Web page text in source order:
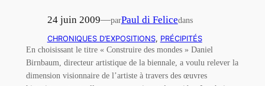
24 juin 2009—parPaul di Felicedans
CHRONIQUES D’EXPOSITIONS, PRÉCIPITÉS
En choisissant le titre « Construire des mondes » Daniel
Birnbaum, directeur artistique de la biennale, a voulu relever la
dimension visionnaire de l’artiste à travers des œuvres